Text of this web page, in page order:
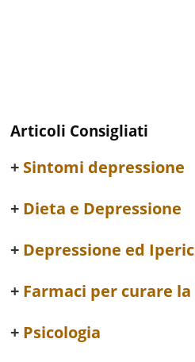
Articoli Consigliati
Sintomi depressione
Dieta e Depressione
Depressione ed
Farmaci per curare
Psicologia